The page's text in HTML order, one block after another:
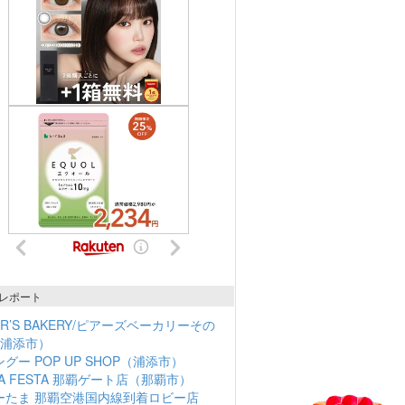
ポート
BAKERY/ピアーズベーカリーその
添市）
グー POP UP SHOP（浦添市）
FESTA 那覇ゲート店（那覇市）
たま 那覇空港国内線到着ロビー店